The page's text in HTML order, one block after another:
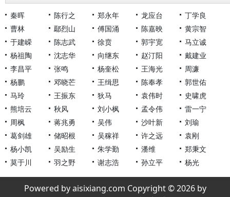
秦晖 陈行之 郑永年 龙应台
丁学良
曹林
鄢烈山 傅国涌 陈嘉映
黄宗智
于建嵘
陈志武 徐贲 郭宇宽
马立诚
杨祖陶
沈志华 向继东 赵汀阳
戴建业
李昌平
张鸣 杨奎松 王海光
周濂
杨鹏
邓晓芒 王缉思 陈奉孝
郭世佑
马玲
王振东 狄马 袁伟时
史啸虎
熊培云
秋风 刘小枫 孟令伟
雷一宁
周枫
蒋兆勇 吴伟 沙叶新
刘瑜
葛剑雄
储昭根 吴稼祥 许之远
袁刚
杨小凯
吴励生 朱学勤 潘维
郑秉文
莫于川
羽之野 谢志浩 孙立平 杨光
Powered by aisixiang.com Copyright © 2026 by